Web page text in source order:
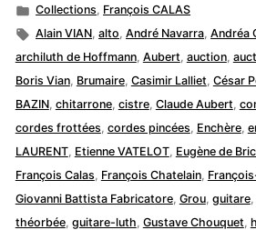
par
Publié
dans
Collections François CALAS
Étiquettes :
Alain VIAN ,alto ,André Navarra ,Andréa
archiluth de Hoffmann, Aubert auction,
Boris Vian, Brumaire, Casimir Lalliet César
BAZIN, chitarrone, cistre, Claude Aubert
cordes frottées cordes pincées Enchère,
LAURENT, Etienne VATELOT, Eugène de
François Calas François Chatelain,
Giovanni Battista Fabricatore, Grou, guitare,
théorbée, guitare-luth Gustave Chouquet